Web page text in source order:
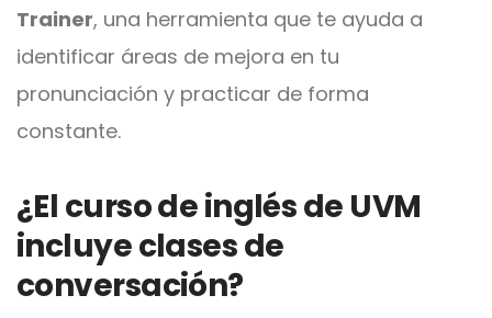
Trainer, una herramienta que te ayuda a
identificar áreas de mejora en tu
pronunciación y practicar de forma
constante.
¿El curso de inglés de UVM
incluye clases de
conversación?